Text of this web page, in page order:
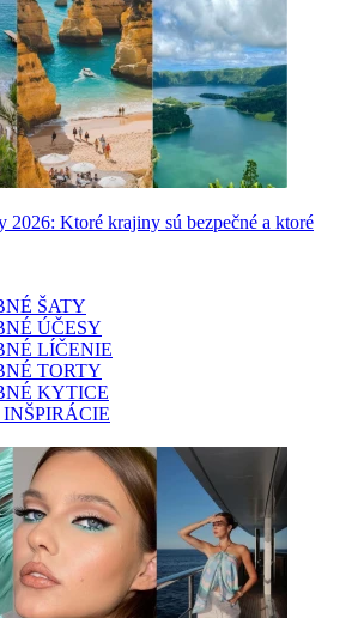
2026: Ktoré krajiny sú bezpečné a ktoré
ŠATY
ÚČESY
LÍČENIE
TORTY
KYTICE